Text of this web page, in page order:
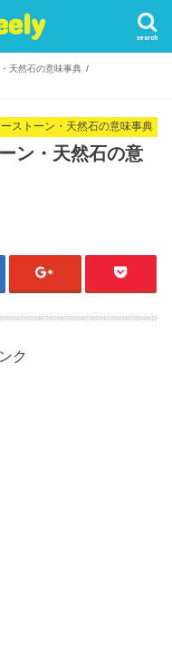
search
天然石の意味事典
ストーン・天然石の意味事典
ン・天然石の意
ク